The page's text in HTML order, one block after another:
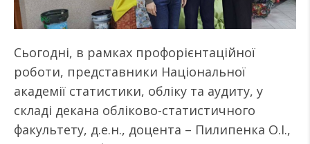
Сьогодні, в рамках профорієнтаційної
роботи, представники Національної
академії статистики, обліку та аудиту, у
складі декана обліково-статистичного
факультету, д.е.н., доцента – Пилипенка О.І.,